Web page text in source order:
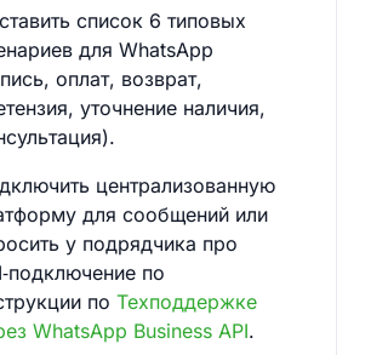
список 6 типовых
для WhatsApp
оплат, возврат,
уточнение наличия,
централизованную
для сообщений или
у подрядчика про
по
по Техподдержке
WhatsApp Business API.